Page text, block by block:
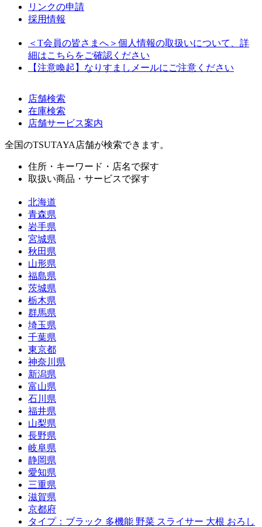
リンクの申請
採用情報
＜T会員の皆さまへ＞個人情報の取扱いについて、詳
細はこちらをご確認ください
【注意喚起】なりすましメールにご注意ください
店舗検索
在庫検索
店舗サービス案内
全国のTSUTAYA店舗が検索できます。
住所・キーワード・店名で探す
取扱い商品・サービスで探す
北海道
青森県
岩手県
宮城県
秋田県
山形県
福島県
茨城県
栃木県
群馬県
埼玉県
千葉県
東京都
神奈川県
新潟県
富山県
石川県
福井県
山梨県
長野県
岐阜県
静岡県
愛知県
三重県
滋賀県
京都府
タイプ：ブラック 多機能 野菜 スライサー 大根 おろし